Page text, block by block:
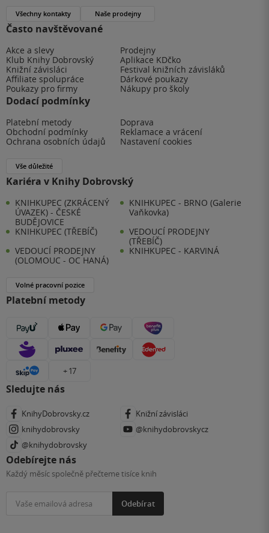
Často navštěvované
Akce a slevy
Prodejny
Klub Knihy Dobrovský
Aplikace KDčko
Knižní závisláci
Festival knižních závisláků
Affiliate spolupráce
Dárkové poukazy
Poukazy pro firmy
Nákupy pro školy
Dodací podmínky
Platební metody
Doprava
Obchodní podmínky
Reklamace a vrácení
Ochrana osobních údajů
Nastavení cookies
Vše důležité
Kariéra v Knihy Dobrovský
KNIHKUPEC (ZKRÁCENÝ
ÚVAZEK) - ČESKÉ
BUDĚJOVICE
KNIHKUPEC - BRNO (Galerie
Vaňkovka)
KNIHKUPEC (TŘEBÍČ)
VEDOUCÍ PRODEJNY
(TŘEBÍČ)
VEDOUCÍ PRODEJNY
(OLOMOUC - OC HANÁ)
KNIHKUPEC - KARVINÁ
Volné pracovní pozice
Platební metody
+ 17
Sledujte nás
KnihyDobrovsky.cz
Knižní závisláci
knihydobrovsky
@knihydobrovskycz
@knihydobrovsky
Odebírejte nás
Každý měsíc společně přečteme tisíce knih
Odebírat
Všechny kontakty Naše prodejny